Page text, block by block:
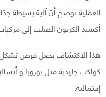
العملية توضح أنّ آلية بسيطة
أكسيد الكربون الصلب إلى
هذا الاكتشاف يجعل فرص تشكل
كواكب جليدية مثل يوروبا و
إحتمالية.